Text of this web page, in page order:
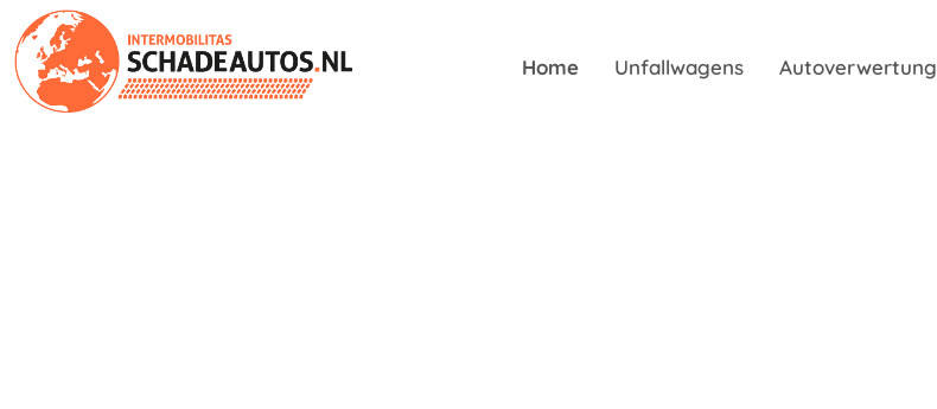
Home Unfallwagens Autoverwertung